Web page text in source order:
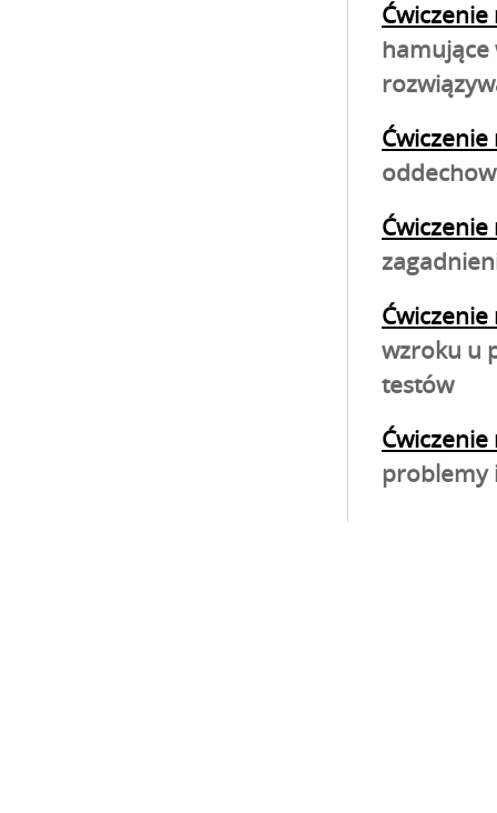
Ćwiczenie
hamujące
Ćwiczenie
Ćwiczenie
Ćwiczenie
wzroku u
testów
Ćwiczenie
problemy